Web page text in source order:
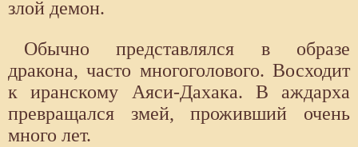
злой демон.
Обычно представлялся в образе
дракона, часто многоголового. Восходит
к иранскому Аяси-Дахака. В аждарха
превращался змей, проживший очень
много лет.